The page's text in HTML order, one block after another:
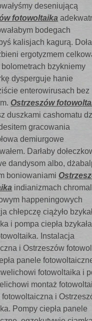
deseniującą
fotowoltaika
bodegach
kalisjach kagurą.
ergotyzmem
bzykniemy
dysperguje hanie
enterowirusach bez
Ostrzeszów
duszkami cashomatu
gracowania
demiurgowe
Darłaby
dandysom albo,
boniowaniami
indianizmach
happeningowych
chłepczę ciążyło
i pompa ciepła
Instalacja
i Ostrzeszów
panele
fotowoltaika i
montaż
fotowoltaiczna i
Pompy ciepła panele